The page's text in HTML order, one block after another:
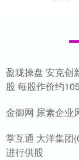
盈珑操盘 安克创
股 每股作价约
金御网 尿素企业
掌互通 大洋集团
进行供股